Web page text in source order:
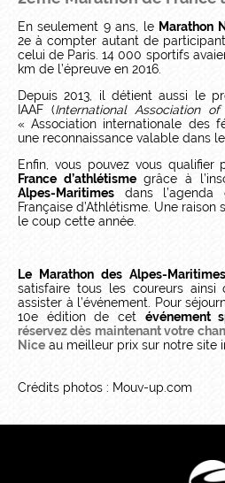
En seulement 9 ans, le Marathon
2e à compter autant de
celui de Paris. 14 000 sportifs
km de l’épreuve en 2016.
Depuis 2013, il détient aussi le
IAAF (International Association
« Association internationale des
une reconnaissance valable dans
Enfin, vous pouvez vous
France d’athlétismegrâce à
Alpes-Maritimes dans l’agenda
Française d’Athlétisme. Une
le coup cette année.
Le Marathon des Alpes-
satisfaire tous les coureurs ainsi
assister à l’événement. Pour
10e édition de cet événement
réservez dès maintenant votre
Nice au meilleur prix sur notre site
Crédits photos : Mouv-up.com